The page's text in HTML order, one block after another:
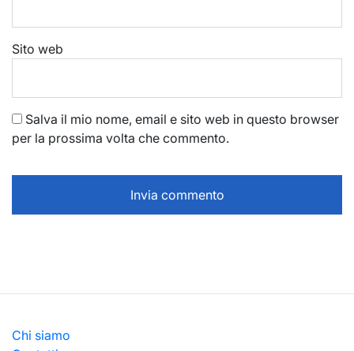
Sito web
Salva il mio nome, email e sito web in questo browser
per la prossima volta che commento.
Chi siamo